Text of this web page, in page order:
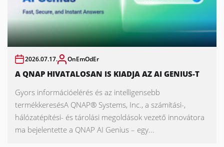
2026.07.17. OnEmOdEr
A QNAP HIVATALOSAN IS KIADJA AZ AI GENIUS-T
Gyors információelérés és az intelligensebb
termékkeresésA QNAP® Systems, Inc., a számítási-,
hálózatépítési- és tárolási megoldások vezető innovátora
ma bejelentette a QNAP AI Genius – egy...